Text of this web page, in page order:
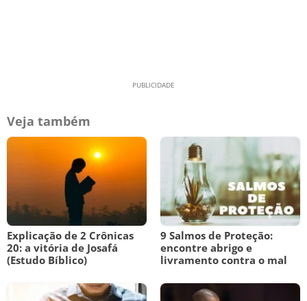
Veja também
Explicação de 2 Crônicas
20: a vitória de Josafá
(Estudo Bíblico)
9 Salmos de Proteção:
encontre abrigo e
livramento contra o mal